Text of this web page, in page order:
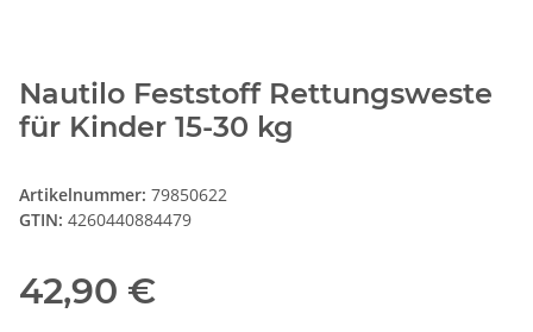
Nautilo Feststoff Rettungsweste
für Kinder 15-30 kg
Artikelnummer: 79850622
GTIN: 4260440884479
42,90 €